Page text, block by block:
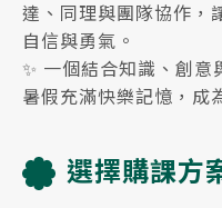
達、同理與團隊協作，
自信與勇氣。
✨ 一個結合知識、創
暑假充滿快樂記憶，成
選擇購課方